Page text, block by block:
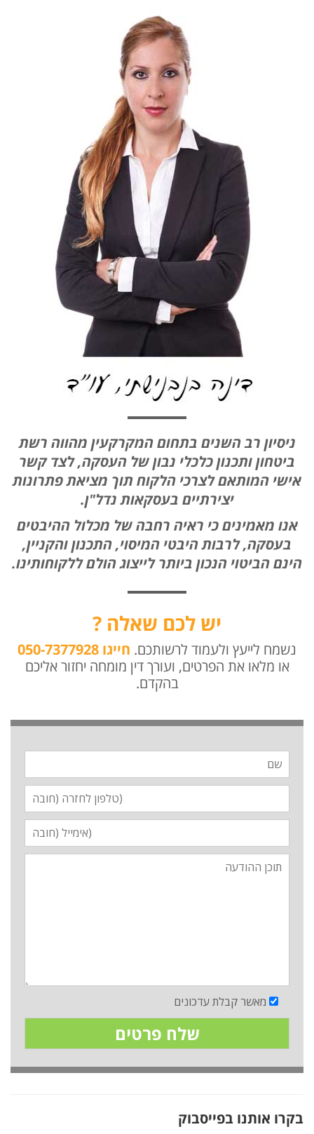
ניסיון רב השנים בתחום המקרקעין מהווה רשת
ביטחון ותכנון כלכלי נבון של העסקה, לצד קשר
אישי המותאם לצרכי הלקוח תוך מציאת פתרונות
יצירתיים בעסקאות נדל"ן.
אנו מאמינים כי ראיה רחבה של מכלול ההיבטים
בעסקה, לרבות היבטי המיסוי, התכנון והקניין,
הינם הביטוי הנכון ביותר לייצוג הולם ללקוחותינו.
יש לכם שאלה ?
נשמח לייעץ ולעמוד לרשותכם. חייגו 050-7377928
או מלאו את הפרטים, ועורך דין מומחה יחזור אליכם
בהקדם.
מאשר קבלת עדכונים
בקרו אותנו בפייסבוק